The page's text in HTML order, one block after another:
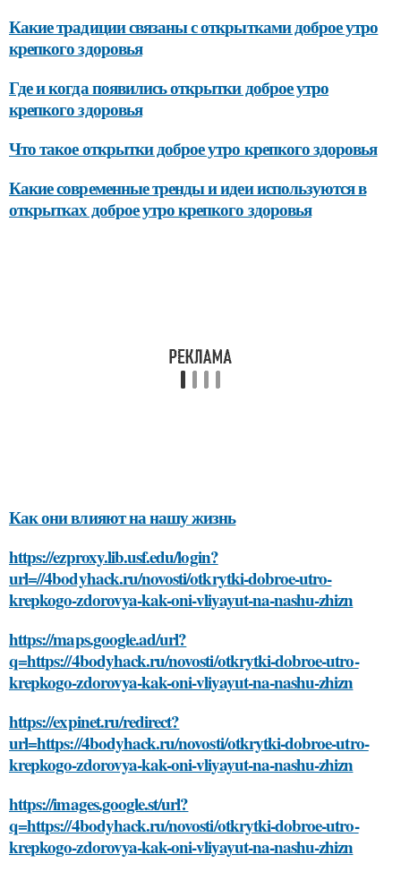
Какие традиции связаны с открытками доброе утро
крепкого здоровья
Где и когда появились открытки доброе утро
крепкого здоровья
Что такое открытки доброе утро крепкого здоровья
Какие современные тренды и идеи используются в
открытках доброе утро крепкого здоровья
Как они влияют на нашу жизнь
https://ezproxy.lib.usf.edu/login?
url=//4bodyhack.ru/novosti/otkrytki-dobroe-utro-
krepkogo-zdorovya-kak-oni-vliyayut-na-nashu-zhizn
https://maps.google.ad/url?
q=https://4bodyhack.ru/novosti/otkrytki-dobroe-utro-
krepkogo-zdorovya-kak-oni-vliyayut-na-nashu-zhizn
https://expinet.ru/redirect?
url=https://4bodyhack.ru/novosti/otkrytki-dobroe-utro-
krepkogo-zdorovya-kak-oni-vliyayut-na-nashu-zhizn
https://images.google.st/url?
q=https://4bodyhack.ru/novosti/otkrytki-dobroe-utro-
krepkogo-zdorovya-kak-oni-vliyayut-na-nashu-zhizn